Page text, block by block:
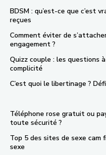
BDSM : qu’est-ce que c’est
reçues
Comment éviter de
engagement ?
Quizz couple : les questions
complicité
C’est quoi le libertinage ?
Téléphone rose gratuit ou
toute sécurité ?
Top 5 des sites de sexe cam
sexe